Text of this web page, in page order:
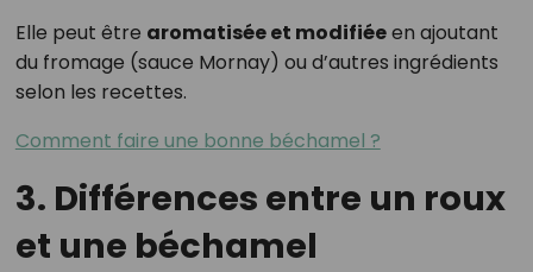
Elle peut être aromatisée et modifiéeen ajoutant
du fromage (sauce Mornay) ou d’autres ingrédients
selon les recettes.
Comment faire une bonne béchamel ?
3. Différences entre un roux
et une béchamel